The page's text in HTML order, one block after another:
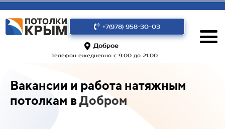
+7(978) 958-30-03
Доброе
Телефон ежедневно с 9:00 до 21:00
Вакансии и работа натяжным
потолкам вДобром